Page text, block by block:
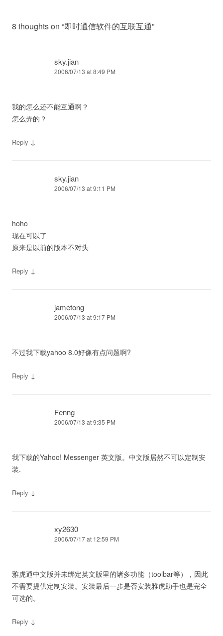
8 thoughts on “即时通信软件的互联互通”
sky.jian
2006/07/13 at 8:49 PM
我的怎么还不能互通啊？
怎么弄的？
Reply ↓
sky.jian
2006/07/13 at 9:11 PM
hoho
现在可以了
原来是以前的版本不对头
Reply ↓
jametong
2006/07/13 at 9:17 PM
不过我下载yahoo 8.0好像有点问题啊?
Reply ↓
Fenng
2006/07/13 at 9:35 PM
我下载的Yahoo! Messenger 英文版。中文版居然不可以定制安
装.
Reply ↓
xy2630
2006/07/17 at 12:59 PM
雅虎通中文版并未绑定英文版里的诸多功能（toolbar等），因此
不需要提供定制安装。安装最后一步是否安装雅虎助手也是完全
可选的。
Reply ↓